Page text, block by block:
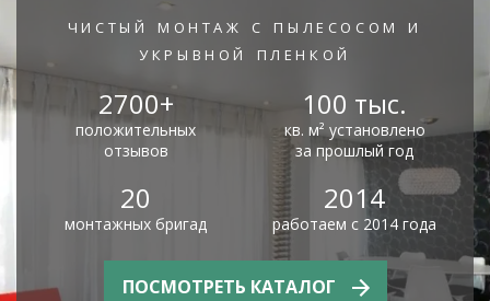
чистый монтаж с пылесосом и
укрывной пленкой
2700+
положительных
отзывов
100 тыс.
кв. м² установлено
за прошлый год
20
монтажных бригад
2014
работаем с 2014 года
ПОСМОТРЕТЬ КАТАЛОГ